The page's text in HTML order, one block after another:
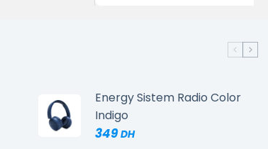
Energy Sistem Radio Color
Indigo
349